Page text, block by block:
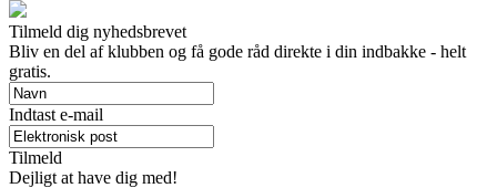
Tilmeld dig nyhedsbrevet
Bliv en del af klubben og få gode råd direkte i din indbakke - helt
gratis.
Indtast e-mail
Tilmeld
Dejligt at have dig med!